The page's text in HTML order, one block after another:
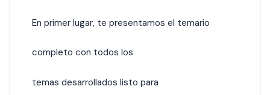
En primer lugar, te presentamos el temario
completo con todos los
temas desarrollados listo para